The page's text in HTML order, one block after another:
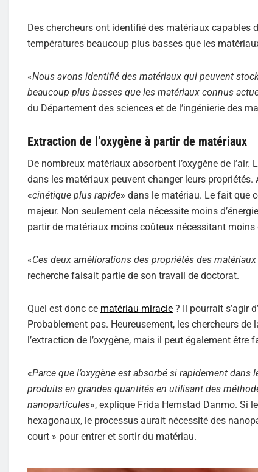
Des chercheurs ont identifié des matériaux capables
températures beaucoup plus basses que les
«Nous avons identifié des matériaux qui peuvent
beaucoup plus basses que les matériaux connus
du Département des sciences et de l’ingénierie des
Extraction de l’oxygène à partir de matériaux
De nombreux matériaux absorbent l’oxygène de
dans les matériaux peuvent changer leurs
«cinétique plus rapide» dans le matériau. Le fait que
majeur. Non seulement cela nécessite moins
partir de matériaux moins coûteux nécessitant moins
«Ces deux améliorations des propriétés des
recherche faisait partie de son travail de doctorat.
Quel est donc ce matériau miracle ? Il pourrait s’agir
Probablement pas. Heureusement, les chercheurs
l’extraction de l’oxygène, mais il peut également
«Parce que l’oxygène est absorbé si rapidement
produits en grandes quantités en utilisant des
nanoparticules», explique Frida Hemstad Danmo. Si
hexagonaux, le processus aurait nécessité des
court » pour entrer et sortir du matériau.